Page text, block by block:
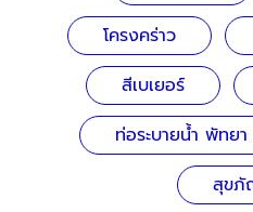
โครงคร่าว
สีเบเยอร์
ท่อระบายน้ำ พัทยา
สุข